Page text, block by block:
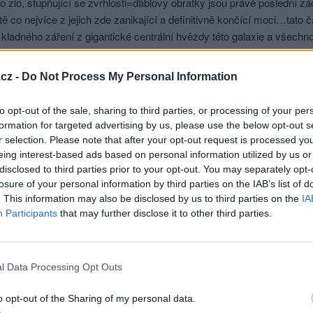
- Do Not Process My Personal Information
opt-out of the sale, sharing to third parties, or processing of your
for targeted advertising by us, please use the below opt-out
selection. Please note that after your opt-out request is processed
interest-based ads based on personal information utilized by us
to third parties prior to your opt-out. You may separately
of your personal information by third parties on the IAB’s list of
This information may also be disclosed by us to third parties on the
Participants that may further disclose it to other third parties.
Data Processing Opt Outs
opt-out of the Sharing of my personal data.
co nejvíce z jejich zde zanikající a definitivně končící moci…tato
záření z gigantické centrální hvězdy této galaxie a
zlé tolik šílí a pokouší se mnohem tvrdšími způsoby se zde ještě
pokusy o udržení stávající vlády zel a temnot na planetě a v
pekelných světů odtud co nejvíce lidských duší…světlo zde
na starých životních materialistických negativních základech a
duchovní, niterné, všeoblímající, laskavé, slabším
nesnesou a neunesou, jeden bude vzat, druhý zanechán, obilí
dnech také bude jako za dnů Noeho -je to potopa morální,
a nakonec přijde i globální potopa fyzická,
budova této staré a odcházející pidlivilizace postavená
aby mohla býti započata výstavba budovy nové a to na
NWO, čili žádné takovéto dnešní žalostné a prachbídné Covid-
se a odpovědět